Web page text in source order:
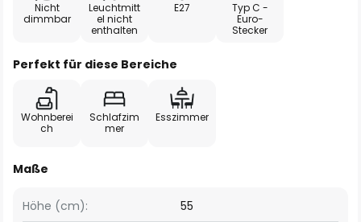
Nicht
dimmbar
Leuchtmitt
el nicht
enthalten
E27
Typ C -
Euro-
Stecker
Perfekt für diese Bereiche
Wohnberei
ch
Schlafzim
mer
Esszimmer
Maße
Höhe (cm):
55